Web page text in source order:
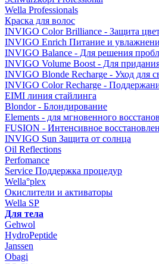
Wella Professionals
Краска для волос
INVIGO Color Brilliance - Защита
INVIGO Enrich Питание и
INVIGO Balance - Для решения
INVIGO Volume Boost - Для
INVIGO Blonde Recharge - Уход для
INVIGO Color Recharge -
EIMI линия стайлинга
Blondor - Блондирование
Elements - для мгновенного
FUSION - Интенсивное
INVIGO Sun Защита от солнца
Oil Reflections
Perfomance
Service Поддержка процедур
Wella°plex
Окислители и активаторы
Wella SP
Для тела
Gehwol
HydroPeptide
Janssen
Obagi